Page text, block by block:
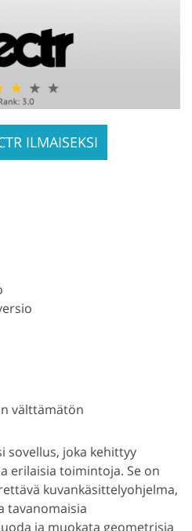
ILMAISEKSI
välttämätön
sovellus, joka kehittyy
erilaisia toimintoja. Se on
kuvankäsittelyohjelma,
tavanomaisia
ja muokata geometrisia